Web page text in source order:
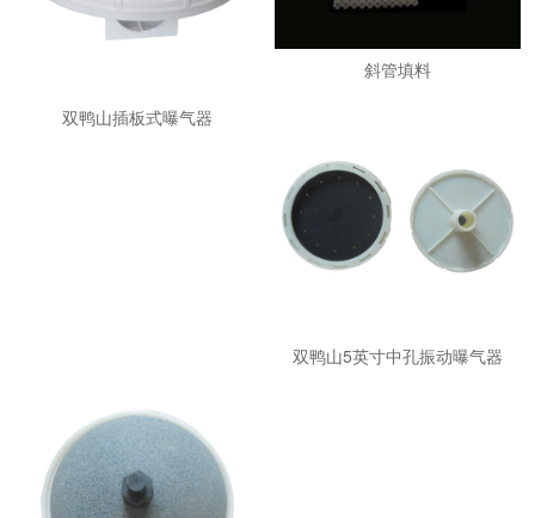
双鸭山插板式曝气器
斜管填料
双鸭山5英寸中孔振动曝气器